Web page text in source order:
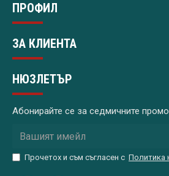
ПРОФИЛ
ЗА КЛИЕНТА
НЮЗЛЕТЪР
Абонирайте се за седмичните
Прочетох и съм съгласен с Политика